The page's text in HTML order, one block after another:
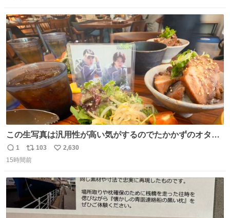
ト
数
数
この生写真は汎用性が高い気がするのでたかかずのオタク
は絶対買った方が良いw
返
信
1
リ
ポ
ト
数
103
い
数
2,630
15時間前